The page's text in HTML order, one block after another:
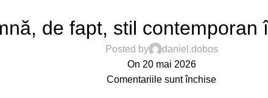
de fapt, stil contemporan
Posted by
daniel.dobos
On 20 mai 2026
Comentariile sunt închise